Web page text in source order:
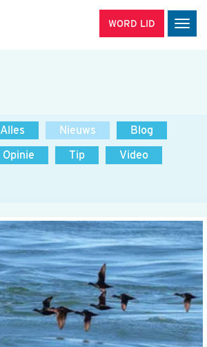
WORD LID
Alles Nieuws
Blog
Opinie Tip
Video